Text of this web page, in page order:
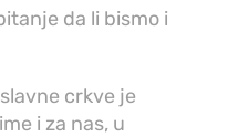
da li bismo i
crkve je
i za nas, u